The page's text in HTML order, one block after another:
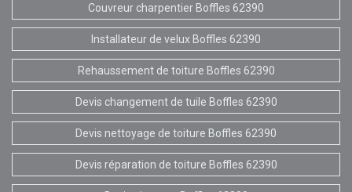
Couvreur charpentier Boffles 62390
Installateur de velux Boffles 62390
Rehaussement de toiture Boffles 62390
Devis changement de tuile Boffles 62390
Devis nettoyage de toiture Boffles 62390
Devis réparation de toiture Boffles 62390